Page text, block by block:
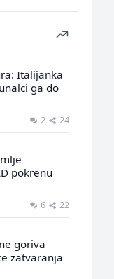
Italijanka
ga do
2 24
pokrenu
6 22
goriva
zatvaranja